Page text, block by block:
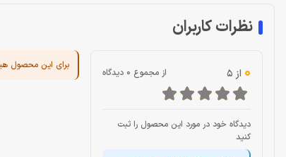
نظرات کاربران
0 از 5 از مجموع 0 دیدگاه
دیدگاه خود در مورد این محصول را ثبت
کنید
برای این محصول